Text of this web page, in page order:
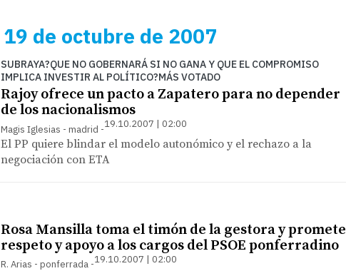
19 de octubre de 2007
SUBRAYA?QUE NO GOBERNARÁ SI NO GANA Y QUE EL COMPROMISO
IMPLICA INVESTIR AL POLÍTICO?MÁS VOTADO
Rajoy ofrece un pacto a Zapatero para no depender
de los nacionalismos
Magis Iglesias - madrid 19.10.2007 | 02:00
El PP quiere blindar el modelo autonómico y el rechazo a la
negociación con ETA
Rosa Mansilla toma el timón de la gestora y promete
respeto y apoyo a los cargos del PSOE ponferradino
R. Arias - ponferrada 19.10.2007 | 02:00